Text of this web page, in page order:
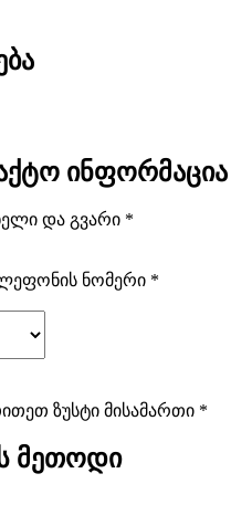
ინფორმაცია
და გვარი *
ნომერი *
ზუსტი მისამართი *
მეთოდი